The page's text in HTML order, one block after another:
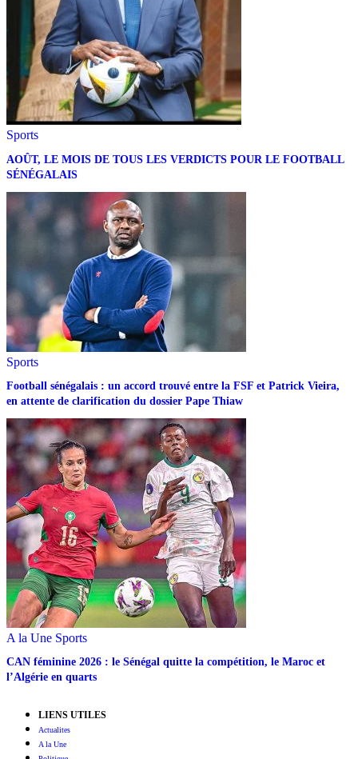
Sports
AOÛT, LE MOIS DE TOUS LES VERDICTS POUR LE FOOTBALL
SÉNÉGALAIS
Sports
Football sénégalais : un accord trouvé entre la FSF et Patrick Vieira,
en attente de clarification du dossier Pape Thiaw
A la Une Sports
‎CAN féminine 2026 : le Sénégal quitte la compétition, le Maroc et
l’Algérie en quarts
LIENS UTILES
Actualites
A la Une